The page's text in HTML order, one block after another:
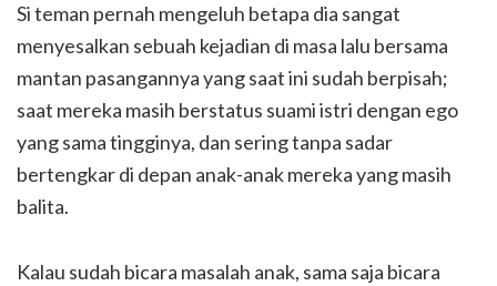
Si teman pernah mengeluh betapa dia sangat
menyesalkan sebuah kejadian di masa lalu bersama
mantan pasangannya yang saat ini sudah berpisah;
saat mereka masih berstatus suami istri dengan ego
yang sama tingginya, dan sering tanpa sadar
bertengkar di depan anak-anak mereka yang masih
balita.
Kalau sudah bicara masalah anak, sama saja bicara